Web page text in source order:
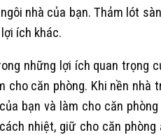
nhà của bạn. Thảm lót
ích khác.
những lợi ích quan trọng
cho căn phòng. Khi nền nhà
bạn và làm cho căn
nhiệt, giữ cho căn